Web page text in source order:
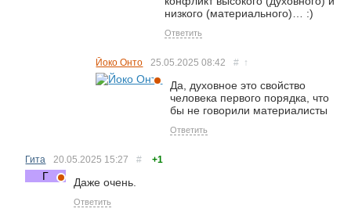
низкого (материального)… :)
Ответить
Йоко Онто 25.05.2025 08:42 # ↑
Да, духовное это свойство
человека первого порядка, что
бы не говорили материалисты
Ответить
Гита 20.05.2025 15:27 # +1
Даже очень.
Ответить